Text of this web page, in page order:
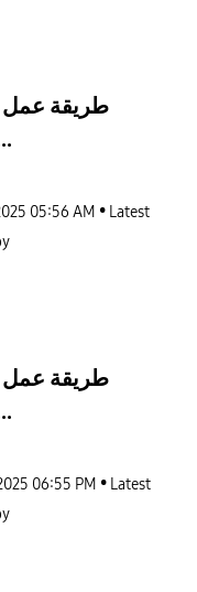
طريقة
الهواتف |
05:56 AM
Latest
طريقة
الهواتف |
06:55 PM
Latest